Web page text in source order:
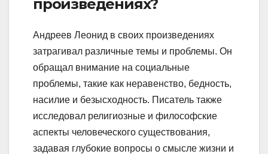
произведениях?
Андреев Леонид в своих произведениях
затрагивал различные темы и проблемы. Он
обращал внимание на социальные
проблемы, такие как неравенство, бедность,
насилие и безысходность. Писатель также
исследовал религиозные и философские
аспекты человеческого существования,
задавая глубокие вопросы о смысле жизни и